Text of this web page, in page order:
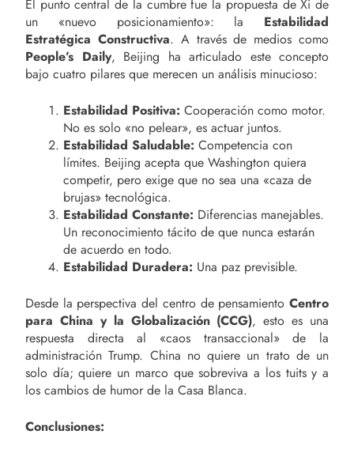
El punto central de la cumbre fue la propuesta de Xi de
un «nuevo posicionamiento»: la Estabilidad
Estratégica Constructiva. A través de medios como
People’s Daily, Beijing ha articulado este concepto
bajo cuatro pilares que merecen un análisis minucioso:
Estabilidad Positiva: Cooperación como motor.
No es solo «no pelear», es actuar juntos.
Estabilidad Saludable: Competencia con
límites. Beijing acepta que Washington quiera
competir, pero exige que no sea una «caza de
brujas» tecnológica.
Estabilidad Constante: Diferencias manejables.
Un reconocimiento tácito de que nunca estarán
de acuerdo en todo.
Estabilidad Duradera: Una paz previsible.
Desde la perspectiva del centro de pensamiento Centro
para China y la Globalización (CCG), esto es una
respuesta directa al «caos transaccional» de la
administración Trump. China no quiere un trato de un
solo día; quiere un marco que sobreviva a los tuits y a
los cambios de humor de la Casa Blanca.
Conclusiones: